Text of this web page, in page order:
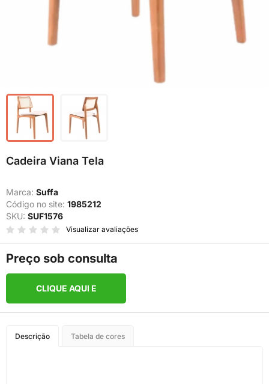
Cadeira Viana Tela
Marca: Suffa
Código no site: 1985212
SKU: SUF1576
Visualizar avaliações
Preço sob consulta
CLIQUE AQUI E
Descrição Tabela de cores